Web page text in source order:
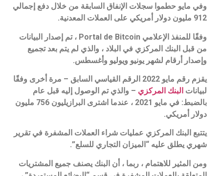
وفي مايو حطموا سجلات الإنفاق السابقة من خلال دفع إجمالي
912 مليون دولار أمريكي على العملات المعدنية.
وفقًا للمنفذ الإعلامي Portal de Bitcoin ، تم إصدار البيانات
من قبل البنك المركزي في البلاد ، والذي لم يتم بعد تجميع
وإصدار أرقام لشهر يونيو ويوليو وأغسطس.
يقزم رقم مايو 2022 الرقم القياسي السابق – مرة أخرى وفقًا
لبيانات البنك المركزي – والذي تم الوصول إليه قبل عام
بالضبط: في مايو 2021 ، عندما اشترى البرازيليون 756 مليون
دولار أمريكي.
يتتبع البنك المركزي عمليات شراء العملات المشفرة في تقرير
شهري يطلق عليه “الميزان التجاري للسلع”.
ومن المثير للاهتمام ، ربما ، أن البنك يصنف جميع المشتريات